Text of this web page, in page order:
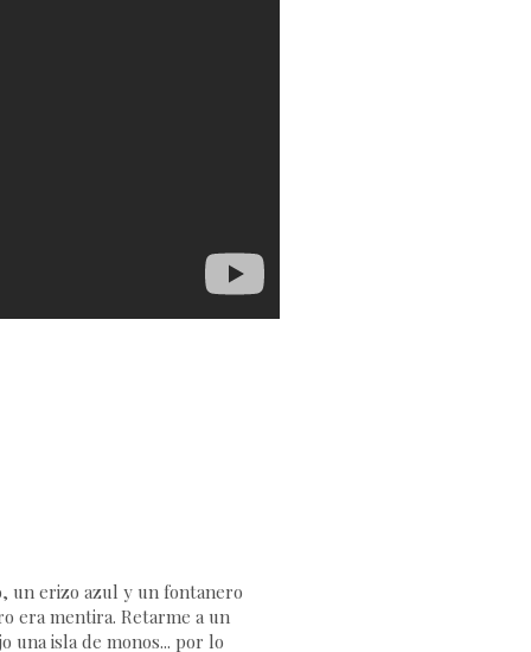
un erizo azul y un fontanero
era mentira. Retarme a un
una isla de monos... por lo